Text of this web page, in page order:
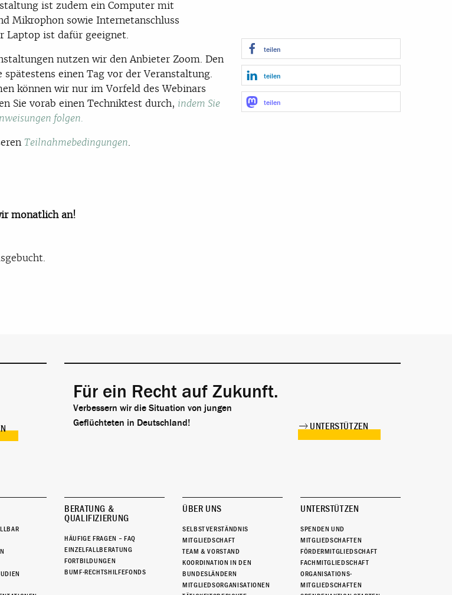
ist zudem ein Computer mit
Mikrophon sowie Internetanschluss
Laptop ist dafür geeignet.
nutzen wir den Anbieter Zoom. Den
spätestens einen Tag vor der Veranstaltung.
können wir nur im Vorfeld des Webinars
Sie vorab einen Techniktest durch, indem Sie
folgen.
Teilnahmebedingungen.
monatlich an!
teilen
teilen
teilen
Für ein Recht auf Zukunft.
Verbessern wir die Situation von jungen
Geflüchteten in Deutschland!
UNTERSTÜTZEN
BERATUNG &
QUALIFIZIERUNG
HÄUFIGE FRAGEN – FAQ
EINZELFALLBERATUNG
FORTBILDUNGEN
BUMF-RECHTSHILFEFONDS
ÜBER UNS
SELBSTVERSTÄNDNIS
MITGLIEDSCHAFT
TEAM & VORSTAND
KOORDINATION IN DEN
BUNDESLÄNDERN
MITGLIEDSORGANISATIONEN
UNTERSTÜTZEN
SPENDEN UND
MITGLIEDSCHAFTEN
FÖRDERMITGLIEDSCHAFT
FACHMITGLIEDSCHAFT
ORGANISATIONS-
MITGLIEDSCHAFTEN